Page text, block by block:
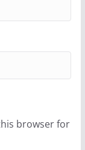
browser for